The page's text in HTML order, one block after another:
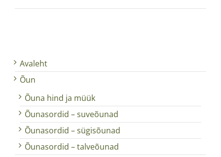
Avaleht
Õun
Õuna hind ja müük
Õunasordid – suveõunad
Õunasordid – sügisõunad
Õunasordid – talveõunad